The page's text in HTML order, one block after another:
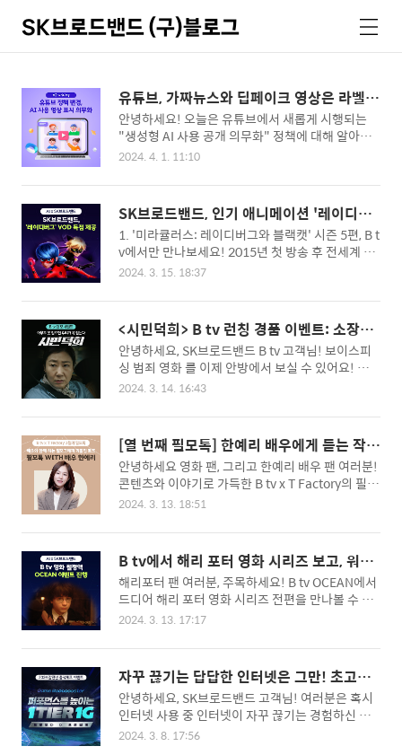
SK브로드밴드 (구)블로그
색
메
뉴
유튜브, 가짜뉴스와 딥페이크 영상은 라벨링
으로 거른다! 생성형 AI 사용 공개 의무화!
안녕하세요! 오늘은 유튜브에서 새롭게 시행되는
"생성형 AI 사용 공개 의무화" 정책에 대해 알아보
려고 합니다. 1. 생성형 AI 정책 변경 요약 발표 시
대상: AI 도구를 이용하여 영상을 변형하거나 합성
한 영상 크리에이터는 영상 제작에 생성형 AI를 사
용했는지 공개해야 해요. 생성형 AI를 사용한 모든
영상이 해당되는 건 아닌데요. AI를 이용해 일어나
지 않은 사건이나 누군가 실제로 하지 않은 말과 행
동을 사실인 것처럼 보여주는 영상이라면 AI 사용
삭제 및 수익 창출 등의 불이익을 당할 수 있어요. -
실제 인물이 말하거나 하지 않은 행동을 한 것처럼
보이게 만듦 - 실제 사건 또는 장소..
2024. 4. 1. 11:10
SK브로드밴드, 인기 애니메이션 '레이디버
그' 시즌 5 VOD B tv 독점 제공
1. '미라큘러스: 레이디버그와 블랙캣' 시즌 5편, B t
v에서만 만나보세요! 2015년 첫 방송 후 전세계 12
0여개국에서 큰 인기를 끌었던 '미라큘러스: 레이디
최초로 B tv에서 독점 VOD 서비스로 나온답니다!
이 시리즈는 프랑스, 일본 대표 애니메이션 제작사
가 참여한 글로벌 프로젝트예요. 시즌 1~3편까지
제작 투자에 참여한 SK브로드밴드는 이번 새 시즌
5편도 B tv 고객들에게 가장 먼저 VOD로 선보일 예
정입니다. 2015년 9월, 한국에서 B tv로 첫 공개 후
레이디버그와 블랙캣’을 지금 바로 B tv에서 만나보
세요! 2. 더 강력해진 악당 모나크와의 대결, 빼앗긴
미라클스톤을 찾는 레이..
2024. 3. 15. 18:37
<시민덕희> B tv 런칭 경품 이벤트: 소장하
시면 B tv 쿠폰이 와르르!
안녕하세요, SK브로드밴드 B tv 고객님! 보이스피
싱 범죄 영화 를 이제 안방에서 보실 수 있어요! 실화
를 바탕으로 만든 영화라 많은 화제를 모았는데요.
요? # B tv 런칭 이벤트 3월 14일 목요일부터 3월 2
7일 수요일까지, B tv에서 영화 를 소장하세요! 보이
스피싱범을 구하고 돈까지 찾으려는 덕희의 이야기
를 B tv에서 만나보세요! 구매하신 분들 중 추첨을
통해 B tv 영화 5,500원 할인 쿠폰을 드립니다. 🎁 B
tv 영화 5,500원 할인 쿠폰 1,000명 📆 이벤트 기
가 꼭 잡는다 감독: 박영주 주연: 라미란, 공명, 염혜
란, 박병은, 장윤주 주인공 ‘덕희’는 세탁소 화재..
2024. 3. 14. 16:43
[열 번째 필모톡] 한예리 배우에게 듣는 작품
과 연기 이야기, 출연작 전용 할인까지!
안녕하세요 영화 팬, 그리고 한예리 배우 팬 여러분!
콘텐츠와 이야기로 가득한 B tv x T Factory의 필모
그래피 과몰입 토크 필모톡! 열 번째 필모톡은 부드
니다. 필모톡이 진행되는 T팩토리 현장에서 한예리
배우의 생생한 작품과 연기 이야기를 들어보세요!
필모톡에 대한 자세한 정보와 한예리 배우 출연 영
화의 B tv 할인 소식까지 함께 알아볼까요? #필모
톡: 한예리 3월 29일 금요일 저녁 8시, 한예리 배우
와 함께하는 필모톡에 여러분을 초대합니다! 배우
들의 스크린 밖 이야기까지 알아보아요! 관객의 질
문(사전 모집)에 답변하는 시간도 준비되어 있으니
이 기회를 더욱 놓칠 수 없겠죠? 3월 29일 홍대 ..
2024. 3. 13. 18:51
B tv에서 해리 포터 영화 시리즈 보고, 워너
브라더스 스튜디오 도쿄 투어의 기회를 잡아
보세요!
해리포터 팬 여러분, 주목하세요! B tv OCEAN에서
드디어 해리 포터 영화 시리즈 전편을 만나볼 수 있
게 되었어요! 1. 해리 포터 영화 시리즈 전편, B tv O
스트셀러 판타지 소설을 원작으로 한 해리 포터 영
화 시리즈는 전 세계적으로 엄청난 인기를 끌었죠.
다니엘 래드클리프, 루퍼트 그린트, 엠마 왓슨 등 주
연 배우들도 이 시리즈를 통해 전 세계적인 스타로
거듭났어요. 이번에 B tv OCEAN에 해리 포터 영화
시리즈 전편이 편성되면서, IPTV 3사 중 유일하게
2024. 3. 13. 17:17
자꾸 끊기는 답답한 인터넷은 그만! 초고속
1G 인터넷 가입하고 선물도 받으세요!
안녕하세요, SK브로드밴드 고객님! 여러분은 혹시
인터넷 사용 중 인터넷이 자꾸 끊기는 경험하신 적
이 있나요? 고사양 게임을 하거나 4K 고화질 영상을
2024. 3. 8. 17:56